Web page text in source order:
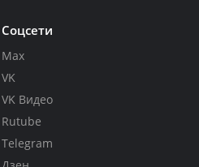
Соцсети
Max
VK
VK Видео
Rutube
Telegram